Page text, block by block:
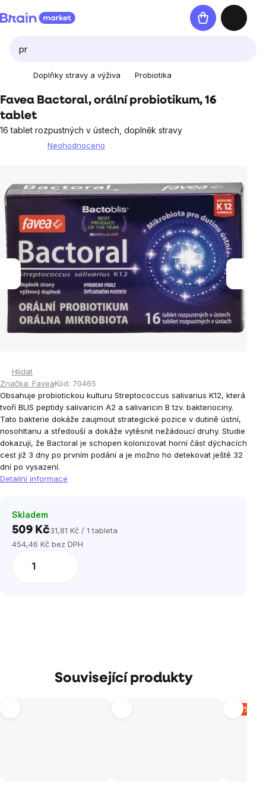
na
Nákupní
košík
Doplňky stravy a výživa Probiotika
Favea Bactoral, orální probiotikum, 16
tablet
16 tablet rozpustných v ústech, doplněk stravy
0,0
hvězdiček.
Neohodnoceno
Hlídat
Značka: FaveaKód: 70465
Obsahuje probiotickou kulturu Streptococcus salivarius K12, která
tvoří BLIS peptidy salivaricin A2 a salivaricin B tzv. bakteriociny.
Tato bakterie dokáže zaujmout strategické pozice v dutině ústní,
nosohltanu a středouší a dokáže vytěsnit nežádoucí druhy. Studie
dokazují, že Bactoral je schopen kolonizovat horní část dýchacích
cest již 3 dny po prvním podání a je možno ho detekovat ještě 32
dní po vysazení.
Detailní informace
Skladem
509 Kč
454,46 Kč bez DPH
Měrná
cena:
31,81 Kč / 1 tableta
Související produkty
–10 %